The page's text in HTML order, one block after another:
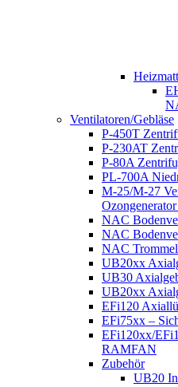
Ventilatoren/Gebläse
P-450T
P-230AT
P-80A
PL-700A
M-25/M-27
NAC
NAC
NAC
UB20xx
UB30
UB20xx
EFi120
EFi75xx –
EFi120xx/
RAMFAN
Zubehör
UB20